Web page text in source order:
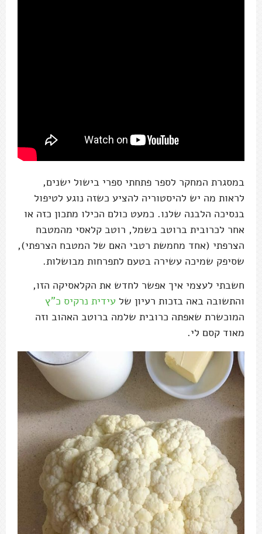
במסגרת המחקר לספר פתחתי ספרי בישול ישנים,
לראות מה יש להיסטוריה להציע כשזה נוגע לטיפול
בנסיכה הלבנה שלנו. כמעט כולם הכילו מתכון כזה או
אחר לכרובית ברוטב בשמל, רוטב קלאסי מהמטבח
הצרפתי (אחד מחמשת רטבי האם של המטבח הצרפתי),
שסיפק שמיכה עשירה בטעם לתפרחות מבושלות.
חשבתי לעצמי איך אפשר לחדש את הקלאסיקה הזו,
והתשובה באה בזכות רעיון של עידית נרקיס כ"ץ
המוכשרת שאפתה כרובית שלמה ברוטב האהוב וזה
מאוד קסם לי.